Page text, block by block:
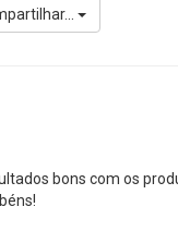
bons com os